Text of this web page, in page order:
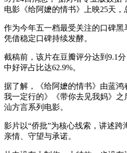
电影《给阿嬷的情书》上映25天，
作为今年五一档最受关注的口碑黑
凭借稳定口碑持续发酵。
截稿前，该片在豆瓣评分达到9.1
中好评占比达62.9%。
据了解，《给阿嬷的情书》由蓝鸿
我一定行的》《带你去见我妈》
汕方言系列电影。
影片以“侨批”为核心线索，讲述
亲情、守望与承诺。